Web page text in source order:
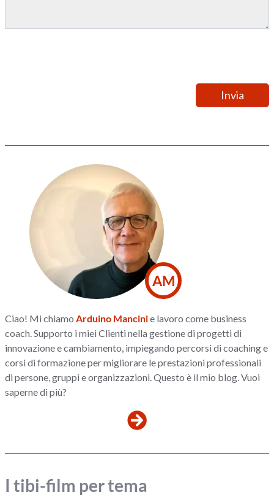
AM
Ciao! Mi chiamoArduino Mancinie lavoro come business
coach. Supporto i miei Clienti nella gestione di progetti di
innovazione e cambiamento, impiegando percorsi di coaching e
corsi di formazione per migliorare le prestazioni professionali
di persone, gruppi e organizzazioni. Questo è il mio blog. Vuoi
saperne di più?
I tibi-film per tema